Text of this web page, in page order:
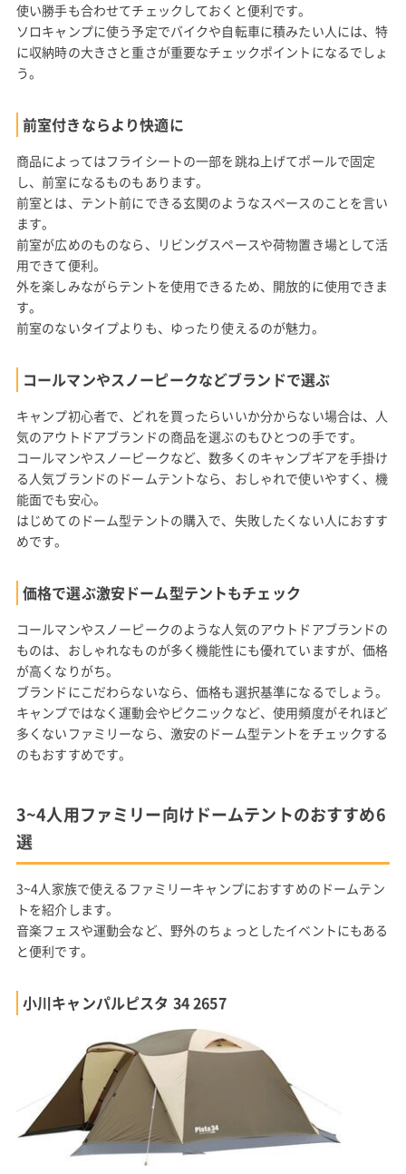
使い勝手も合わせてチェックしておくと便利です。
ソロキャンプに使う予定でバイクや自転車に積みたい人には、特
に収納時の大きさと重さが重要なチェックポイントになるでしょ
う。
前室付きならより快適に
商品によってはフライシートの一部を跳ね上げてポールで固定
し、前室になるものもあります。
前室とは、テント前にできる玄関のようなスペースのことを言い
ます。
前室が広めのものなら、リビングスペースや荷物置き場として活
用できて便利。
外を楽しみながらテントを使用できるため、開放的に使用できま
す。
前室のないタイプよりも、ゆったり使えるのが魅力。
コールマンやスノーピークなどブランドで選ぶ
キャンプ初心者で、どれを買ったらいいか分からない場合は、人
気のアウトドアブランドの商品を選ぶのもひとつの手です。
コールマンやスノーピークなど、数多くのキャンプギアを手掛け
る人気ブランドのドームテントなら、おしゃれで使いやすく、機
能面でも安心。
はじめてのドーム型テントの購入で、失敗したくない人におすす
めです。
価格で選ぶ激安ドーム型テントもチェック
コールマンやスノーピークのような人気のアウトドアブランドの
ものは、おしゃれなものが多く機能性にも優れていますが、価格
が高くなりがち。
ブランドにこだわらないなら、価格も選択基準になるでしょう。
キャンプではなく運動会やピクニックなど、使用頻度がそれほど
多くないファミリーなら、激安のドーム型テントをチェックする
のもおすすめです。
3~4人用ファミリー向けドームテントのおすすめ6
選
3~4人家族で使えるファミリーキャンプにおすすめのドームテン
トを紹介します。
音楽フェスや運動会など、野外のちょっとしたイベントにもある
と便利です。
小川キャンパルピスタ 34 2657